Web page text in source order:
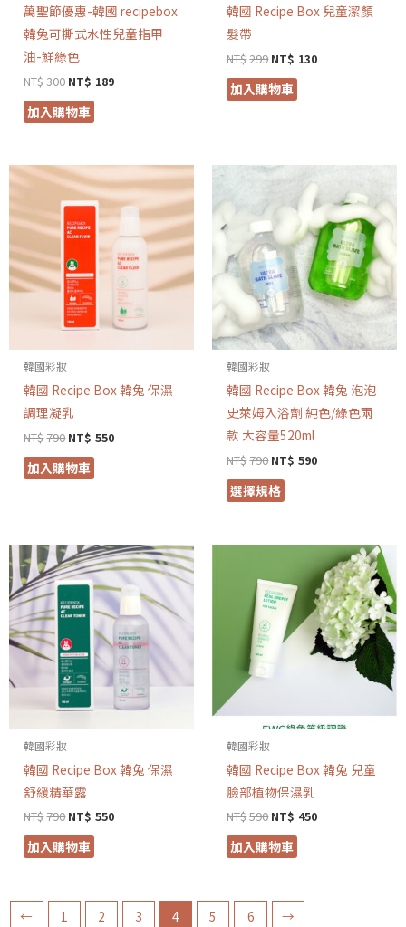
萬聖節優惠-韓國 recipebox
韓兔可撕式水性兒童指甲
油-鮮綠色
NT$300NT$ 189
加入購物車
韓國 Recipe Box 兒童潔顏
髮帶
NT$299NT$ 130
加入購物車
韓國彩妝
韓國 Recipe Box 韓兔 保濕
調理凝乳
NT$790NT$ 550
加入購物車
韓國彩妝
韓國 Recipe Box 韓兔 泡泡
史萊姆入浴劑 純色/綠色兩
款 大容量520ml
NT$790NT$ 590
選擇規格
韓國彩妝
韓國 Recipe Box 韓兔 保濕
舒緩精華露
NT$790NT$ 550
加入購物車
韓國彩妝
韓國 Recipe Box 韓兔 兒童
臉部植物保濕乳
NT$590NT$ 450
加入購物車
← 1 2 3 4 5 6 →